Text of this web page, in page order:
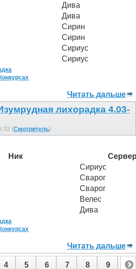
Дива
Дива
Сирин
Сирин
Сириус
Сириус
Читать дальше
лихорадка 4.03-
(Смотритель)
Ник
Сириус
Сварог
Сварог
Велес
Дива
Читать дальше
4 5 6 7 8 9 10